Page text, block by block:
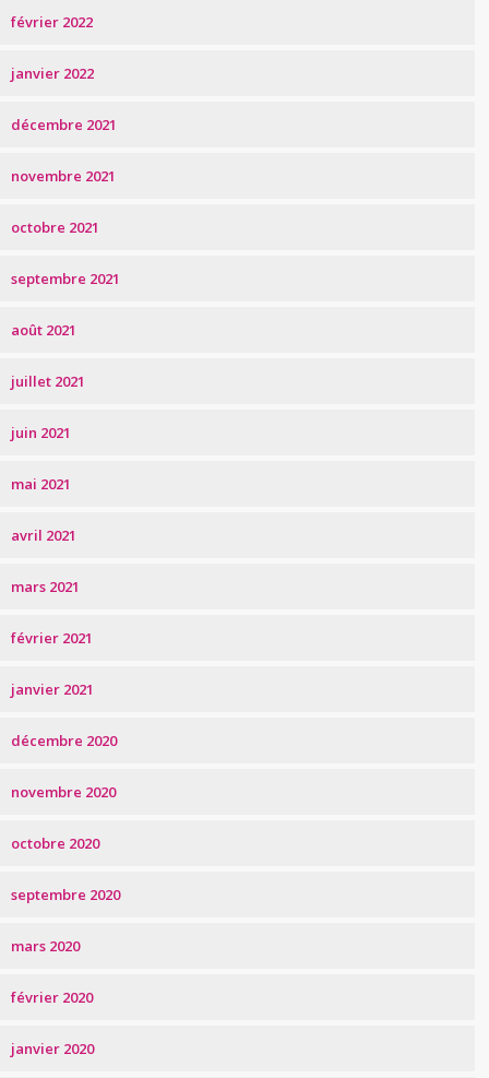
février 2022
janvier 2022
décembre 2021
novembre 2021
octobre 2021
septembre 2021
août 2021
juillet 2021
juin 2021
mai 2021
avril 2021
mars 2021
février 2021
janvier 2021
décembre 2020
novembre 2020
octobre 2020
septembre 2020
mars 2020
février 2020
janvier 2020